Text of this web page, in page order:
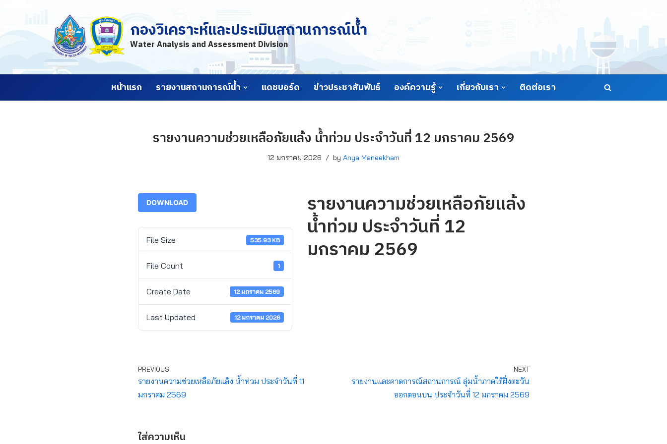
กองวิเคราะห์และประเมินสถานการณ์น้ำ
Water Analysis and Assessment Division
หน้าแรก รายงานสถานการณ์น้ำ แดชบอร์ด ข่าวประชาสัมพันธ์ องค์ความรู้ เกี่ยวกับเรา ติดต่อเรา
รายงานความช่วยเหลือภัยแล้ง น้ำท่วม ประจำวันที่ 12 มกราคม 2569
12 มกราคม 2026 by Anya Maneekham
DOWNLOAD
File Size 535.93 KB
File Count 1
Create Date 12 มกราคม 2569
Last Updated 12 มกราคม 2026
รายงานความช่วยเหลือภัยแล้ง
น้ำท่วม ประจำวันที่ 12
มกราคม 2569
PREVIOUS
รายงานความช่วยเหลือภัยแล้ง น้ำท่วม ประจำวันที่ 11
มกราคม 2569
NEXT
รายงานและคาดการณ์สถานการณ์ ลุ่มน้ำภาคใต้ฝั่งตะวัน
ออกตอนบน ประจำวันที่ 12 มกราคม 2569
ใส่ความเห็น